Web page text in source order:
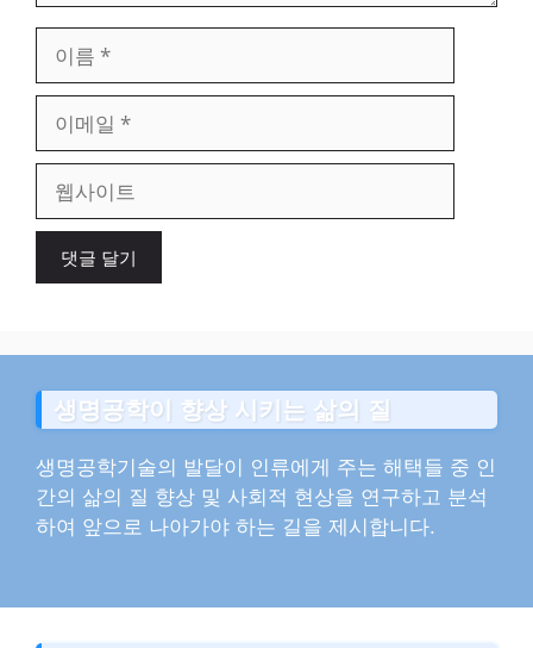
일
이
생명공학이 향상 시키는 삶의 질
생명공학기술의 발달이 인류에게 주는 해택들 중 인
간의 삶의 질 향상 및 사회적 현상을 연구하고 분석
하여 앞으로 나아가야 하는 길을 제시합니다.